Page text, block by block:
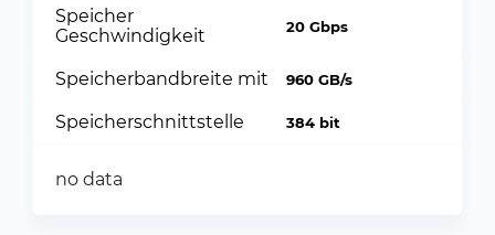
Speicher
Geschwindigkeit
20 Gbps
Speicherbandbreite mit 960 GB/s
Speicherschnittstelle 384 bit
no data